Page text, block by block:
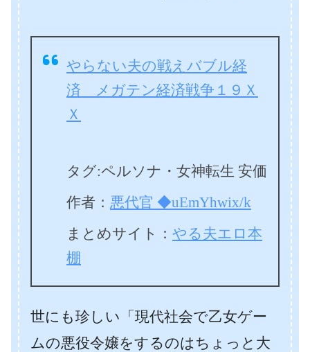
やらない夫の戦えバブル経
済 メガテン経済戦争１９Ｘ
Ｘ
タグ:ペルソナ・女神転生 安価
作者： 悪代官 ◆uEmYhwix/k
まとめサイト： やる夫エロ本
棚
世にも珍しい「現代社会で乙女ゲー
ムの悪役令嬢をするのはちょっと大